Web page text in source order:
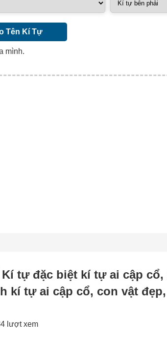
Tên Kí Tự
mình.
tự đặc biệt kí tự ai cập cổ,
kí tự ai cập cổ, con vật
lượt xem